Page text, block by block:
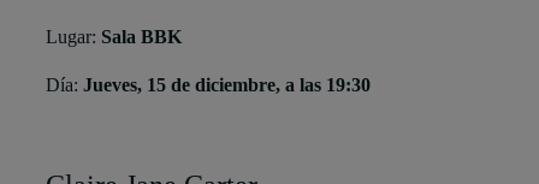
Lugar: Sala BBK
Día: Jueves, 15 de diciembre, a las 19:30